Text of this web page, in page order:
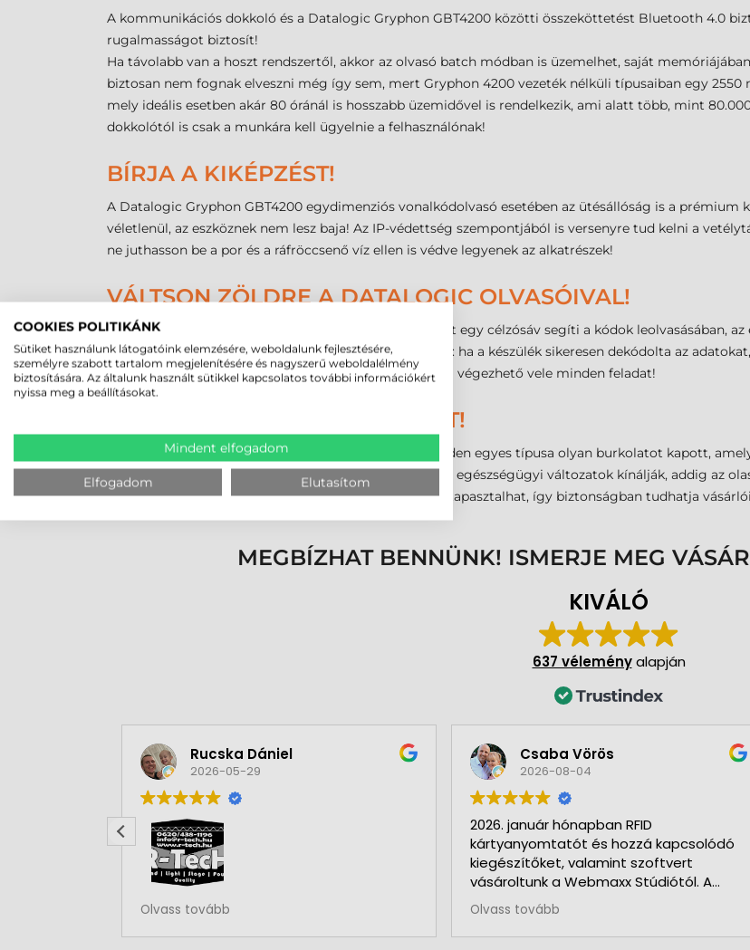
A kommunikációs dokkoló és a Datalogic Gryphon GBT4200 közötti összeköttetést Bluetooth 4.0
rugalmasságot biztosít!
Ha távolabb van a hoszt rendszertől, akkor az olvasó batch módban is üzemelhet, saját
biztosan nem fognak elveszni még így sem, mert Gryphon 4200 vezeték nélküli típusaiban egy
mely ideális esetben akár 80 óránál is hosszabb üzemidővel is rendelkezik, ami alatt több, mint
dokkolótól is csak a munkára kell ügyelnie a felhasználónak!
BÍRJA A KIKÉPZÉST!
A Datalogic Gryphon GBT4200 egydimenziós vonalkódolvasó esetében az ütésállóság is a prémium
véletlenül, az eszköznek nem lesz baja! Az IP-védettség szempontjából is versenyre tud kelni a
ne juthasson be a por és a ráfröccsenő víz ellen is védve legyenek az alkatrészek!
VÁLTSON ZÖLDRE A DATALOGIC OLVASÓIVAL!
A Gryphon 4200 széria 1D szkennereinek a felhasználóit egy célzósáv segíti a kódok leolvasásában,
Datalogic egyik szabadalma, a "Green Spot" is mutatja: ha a készülék sikeresen dekódolta az
köszönhetően még zajos környezetben is biztonsággal végezhető vele minden feladat!
ELŐZZE MEG A FERTŐZÉSEKET!
A Datalogic Gryphon 4200 vonalkódolvasócsalád minden egyes típusa olyan burkolatot kapott,
ellenáll. Míg a konkurenciánál ezt csak a kifejezetten az egészségügyi változatok kínálják, addig az
vegyszeresen tisztíthatja, semmilyen elváltozást nem tapasztalhat, így biztonságban tudhatja
MEGBÍZHAT BENNÜNK! ISMERJE MEG
KIVÁLÓ
637 véleményalapján
Rucska Dániel
2026-05-29
Rendben volt a rendelésem
Olvass tovább
Csaba Vörös
2026-08-04
2026. január hónapban RFID
kártyanyomtatót és hozzá kapcsolódó
kiegészítőket, valamint szoftvert
vásároltunk a Webmaxx Stúdiótól. A
beszerzés megkezdése előtt segítettek
az igényeink szerinti típus
kiválasztásában. Minden rendben és
Olvass tovább
COOKIES POLITIKÁNK
Sütiket használunk látogatóink elemzésére, weboldalunk fejlesztésére,
személyre szabott tartalom megjelenítésére és nagyszerű weboldalélmény
biztosítására. Az általunk használt sütikkel kapcsolatos további információkért
nyissa meg a beállításokat.
Mindent elfogadom
Elfogadom Elutasítom